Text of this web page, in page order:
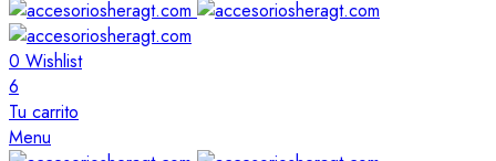
0 Wishlist
6
Tu carrito
Menu